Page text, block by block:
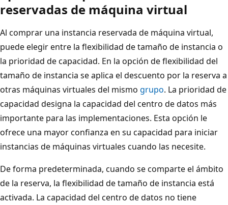
reservadas de máquina virtual
Al comprar una instancia reservada de máquina virtual,
puede elegir entre la flexibilidad de tamaño de instancia o
la prioridad de capacidad. En la opción de flexibilidad del
tamaño de instancia se aplica el descuento por la reserva a
otras máquinas virtuales del mismo grupo. La prioridad de
capacidad designa la capacidad del centro de datos más
importante para las implementaciones. Esta opción le
ofrece una mayor confianza en su capacidad para iniciar
instancias de máquinas virtuales cuando las necesite.
De forma predeterminada, cuando se comparte el ámbito
de la reserva, la flexibilidad de tamaño de instancia está
activada. La capacidad del centro de datos no tiene